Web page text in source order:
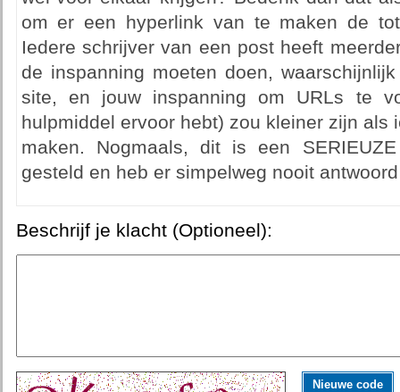
om er een hyperlink van te maken de
Iedere schrijver van een post heeft
de inspanning moeten doen,
site, en jouw inspanning om URLs te
hulpmiddel ervoor hebt) zou kleiner zijn als
maken. Nogmaals, dit is een
gesteld en heb er simpelweg nooit
Beschrijf je klacht (Optioneel):
Nieuwe code